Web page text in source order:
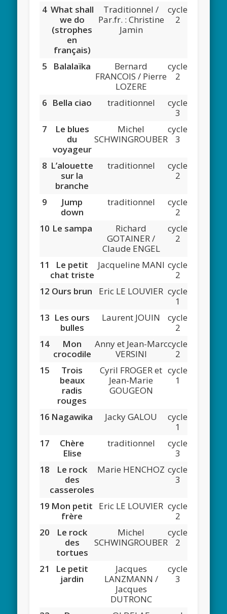
4 What shall
we do
(strophes
en
français)
Traditionnel /
Par.fr. : Christine
Jamin
cycle
2
5 Balalaïka
Bernard
FRANCOIS / Pierre
LOZERE
cycle
2
6 Bella ciao traditionnel
cycle
3
7
Le blues
du
voyageur
Michel
SCHWINGROUBER
cycle
3
8 L’alouette
sur la
branche
traditionnel
cycle
2
9
Jump
down
traditionnel
cycle
2
10 Le sampa
Richard
GOTAINER /
Claude ENGEL
cycle
2
11
Le petit
chat triste
Jacqueline MANI cycle
2
12 Ours brun Eric LE LOUVIER cycle
1
13 Les ours
bulles
Laurent JOUIN
cycle
2
14
Mon
crocodile
Anny et Jean-Marc
VERSINI
cycle
2
15
Trois
beaux
radis
rouges
Cyril FROGER et
Jean-Marie
GOUGEON
cycle
1
16 Nagawika Jacky GALOU
cycle
1
17
Chère
Elise
traditionnel
cycle
3
18
Le rock
des
casseroles
Marie HENCHOZ cycle
3
19 Mon petit
frère
Eric LE LOUVIER cycle
2
20
Le rock
des
tortues
Michel
SCHWINGROUBER
cycle
2
21
Le petit
jardin
Jacques
LANZMANN /
Jacques
DUTRONC
cycle
3